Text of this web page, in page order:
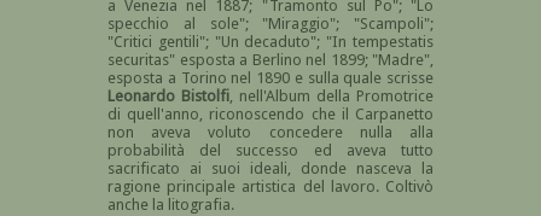
a Venezia nel 1887; "Tramonto sul Po"; "Lo
specchio al sole"; "Miraggio"; "Scampoli";
"Critici gentili"; "Un decaduto"; "In tempestatis
securitas" esposta a Berlino nel 1899; "Madre",
esposta a Torino nel 1890 e sulla quale scrisse
Leonardo Bistolfi, nell'Album della Promotrice
di quell'anno, riconoscendo che il Carpanetto
non aveva voluto concedere nulla alla
probabilità del successo ed aveva tutto
sacrificato ai suoi ideali, donde nasceva la
ragione principale artistica del lavoro. Coltivò
anche la litografia.